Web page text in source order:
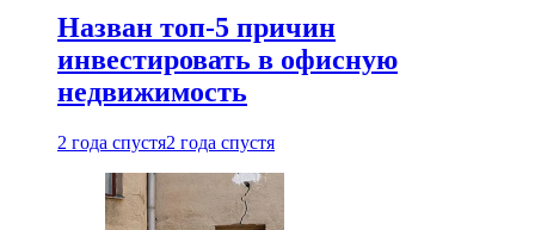
Назван топ-5 причин
инвестировать в офисную
недвижимость
2 года спустя2 года спустя